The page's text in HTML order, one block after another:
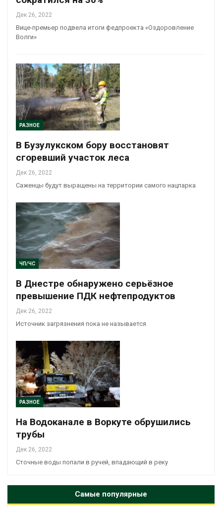
Дек 26, 2022
Вице-премьер подвела итоги федпроекта «Оздоровление
Волги»
РАЗНОЕ
В Бузулукском бору восстановят
сгоревший участок леса
Дек 26, 2022
Саженцы будут выращены на территории самого нацпарка
ЧП/ЧС
В Днестре обнаружено серьёзное
превышение ПДК нефтепродуктов
Дек 26, 2022
Источник загрязнения пока не называется
РАЗНОЕ
На Водоканале в Воркуте обрушились
трубы
Дек 26, 2022
Сточные воды попали в ручей, впадающий в реку
Самые популярные